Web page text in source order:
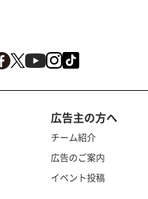
広告主の方へ
チーム紹介
広告のご案内
イベント投稿